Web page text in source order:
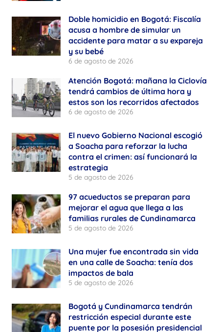
Doble homicidio en Bogotá: Fiscalía
acusa a hombre de simular un
accidente para matar a su expareja
y su bebé
6 de agosto de 2026
Atención Bogotá: mañana la Ciclovía
tendrá cambios de última hora y
estos son los recorridos afectados
6 de agosto de 2026
El nuevo Gobierno Nacional escogió
a Soacha para reforzar la lucha
contra el crimen: así funcionará la
estrategia
5 de agosto de 2026
97 acueductos se preparan para
mejorar el agua que llega a las
familias rurales de Cundinamarca
5 de agosto de 2026
Una mujer fue encontrada sin vida
en una calle de Soacha: tenía dos
impactos de bala
5 de agosto de 2026
Bogotá y Cundinamarca tendrán
restricción especial durante este
puente por la posesión presidencial